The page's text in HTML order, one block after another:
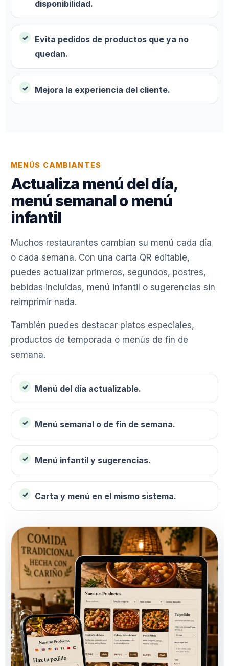
disponibilidad.
Evita pedidos de productos que ya no
quedan.
Mejora la experiencia del cliente.
MENÚS CAMBIANTES
Actualiza menú del día,
menú semanal o menú
infantil
Muchos restaurantes cambian su menú cada día
o cada semana. Con una carta QR editable,
puedes actualizar primeros, segundos, postres,
bebidas incluidas, menú infantil o sugerencias sin
reimprimir nada.
También puedes destacar platos especiales,
productos de temporada o menús de fin de
semana.
Menú del día actualizable.
Menú semanal o de fin de semana.
Menú infantil y sugerencias.
Carta y menú en el mismo sistema.